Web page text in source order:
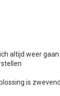
altijd weer
is